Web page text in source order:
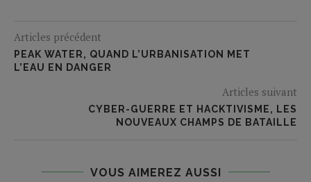
Articles précédent
PEAK WATER, QUAND L’URBANISATION MET
L’EAU EN DANGER
Articles suivant
CYBER-GUERRE ET HACKTIVISME, LES
NOUVEAUX CHAMPS DE BATAILLE
VOUS AIMEREZ AUSSI